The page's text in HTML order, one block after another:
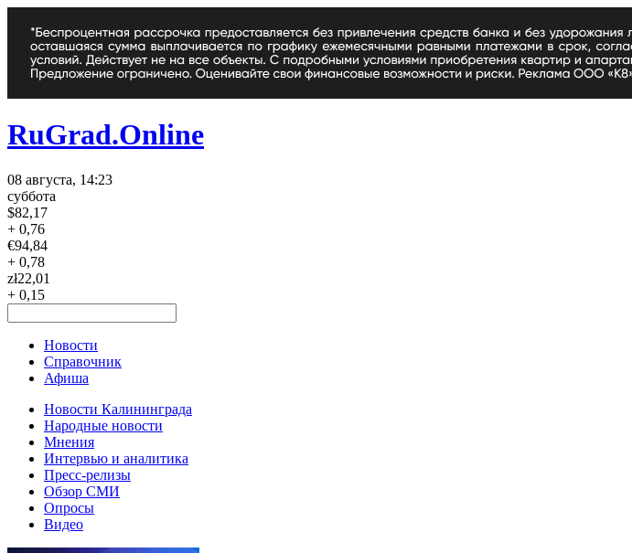
RuGrad.Online
08 августа, 14:23
суббота
$82,17
+ 0,76
€94,84
+ 0,78
zł22,01
+ 0,15
Новости
Справочник
Афиша
Новости Калининграда
Народные новости
Мнения
Интервью и аналитика
Пресс-релизы
Обзор СМИ
Опросы
Видео